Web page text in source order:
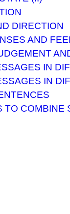
DIRECTION
AND
IN
IN
TO COMBINE